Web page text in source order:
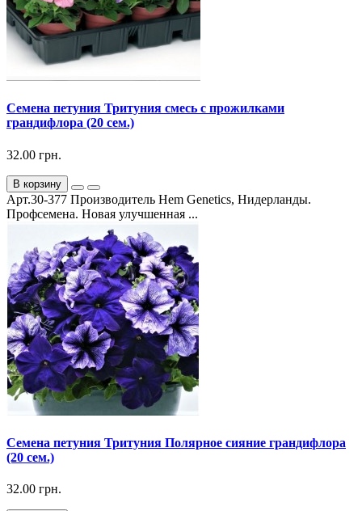
Семена петуния Тритуния смесь с прожилками
грандифлора (20 сем.)
32.00 грн.
В корзину
Арт.30-377 Производитель Hem Genetics, Нидерланды.
Профсемена. Новая улучшенная ...
Семена петуния Тритуния Полярное сияние грандифлора
(20 сем.)
32.00 грн.